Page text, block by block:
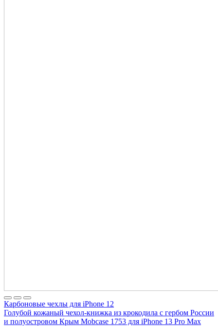
Карбоновые чехлы для iPhone 12
Голубой кожаный чехол-книжка из крокодила с гербом России
и полуостровом Крым Mobcase 1753 для iPhone 13 Pro Max